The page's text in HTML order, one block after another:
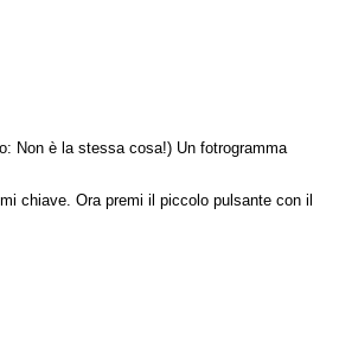
Non è la stessa cosa!) Un fotrogramma
chiave. Ora premi il piccolo pulsante con il